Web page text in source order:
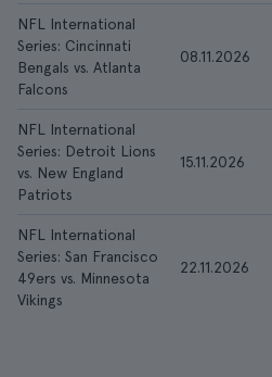
NFL International
Series: Cincinnati
Bengals vs. Atlanta
Falcons
08.11.2026
NFL International
Series: Detroit Lions
vs. New England
Patriots
15.11.2026
NFL International
Series: San Francisco
49ers vs. Minnesota
Vikings
22.11.2026